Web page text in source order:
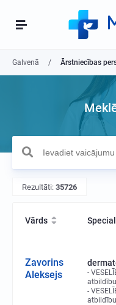
Galvenā Ārstniecības
Rezultāti: 35726
Vārds
Zavorins
Aleksejs
atbildību
atbildību